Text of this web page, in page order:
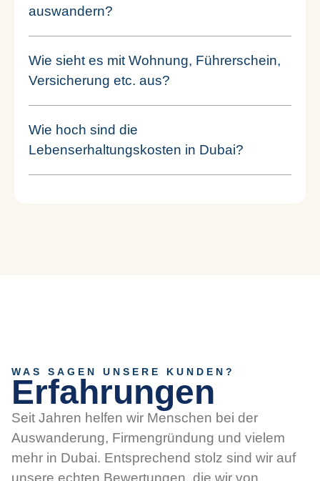
auswandern?
Wie sieht es mit Wohnung, Führerschein,
Versicherung etc. aus?
Wie hoch sind die
Lebenserhaltungskosten in Dubai?
WAS SAGEN UNSERE KUNDEN?
Erfahrungen
Seit Jahren helfen wir Menschen bei der
Auswanderung, Firmengründung und vielem
mehr in Dubai. Entsprechend stolz sind wir auf
unsere echten Bewertungen, die wir von